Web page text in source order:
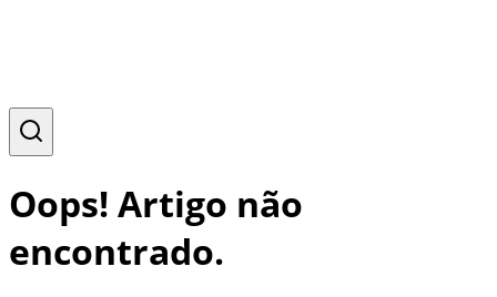
Oops! Artigo não
encontrado.